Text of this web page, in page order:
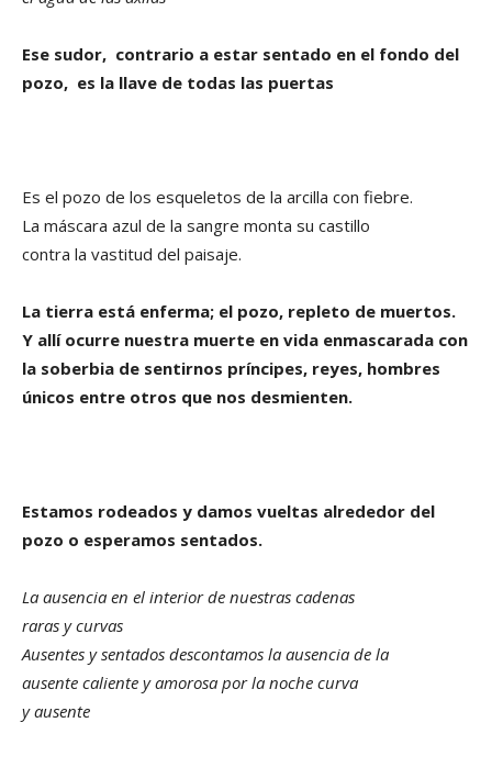
Ese sudor, contrario a estar sentado en el fondo del
pozo, es la llave de todas las puertas
Es el pozo de los esqueletos de la arcilla con fiebre.
La máscara azul de la sangre monta su castillo
contra la vastitud del paisaje.
La tierra está enferma; el pozo, repleto de muertos.
Y allí ocurre nuestra muerte en vida enmascarada con
la soberbia de sentirnos príncipes, reyes, hombres
únicos entre otros que nos desmienten.
Estamos rodeados y damos vueltas alrededor del
pozo o esperamos sentados.
La ausencia en el interior de nuestras cadenas
raras y curvas
Ausentes y sentados descontamos la ausencia de la
ausente caliente y amorosa por la noche curva
y ausente